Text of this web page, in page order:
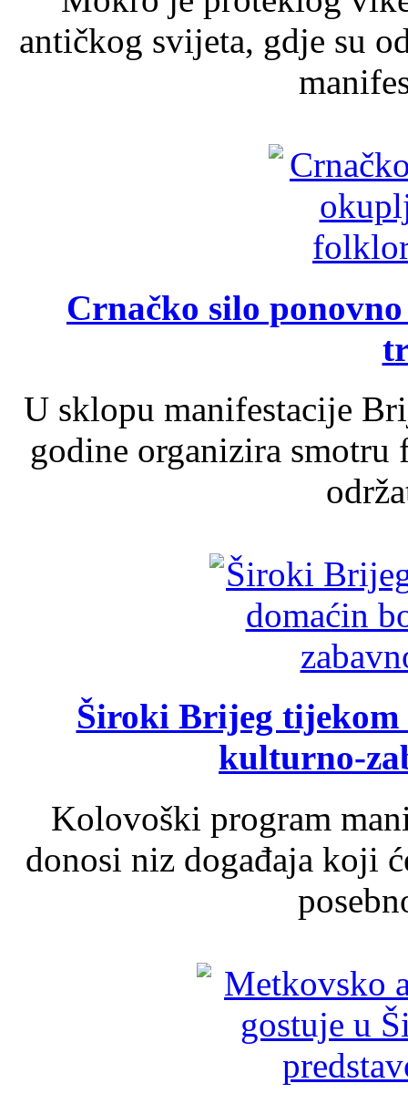
antičkog svijeta, gdje su
Crnačko silo
U sklopu manifestacije
godine organizira
Široki Brijeg tijekom
kulturno-
Kolovoški program
donosi niz događaja koji